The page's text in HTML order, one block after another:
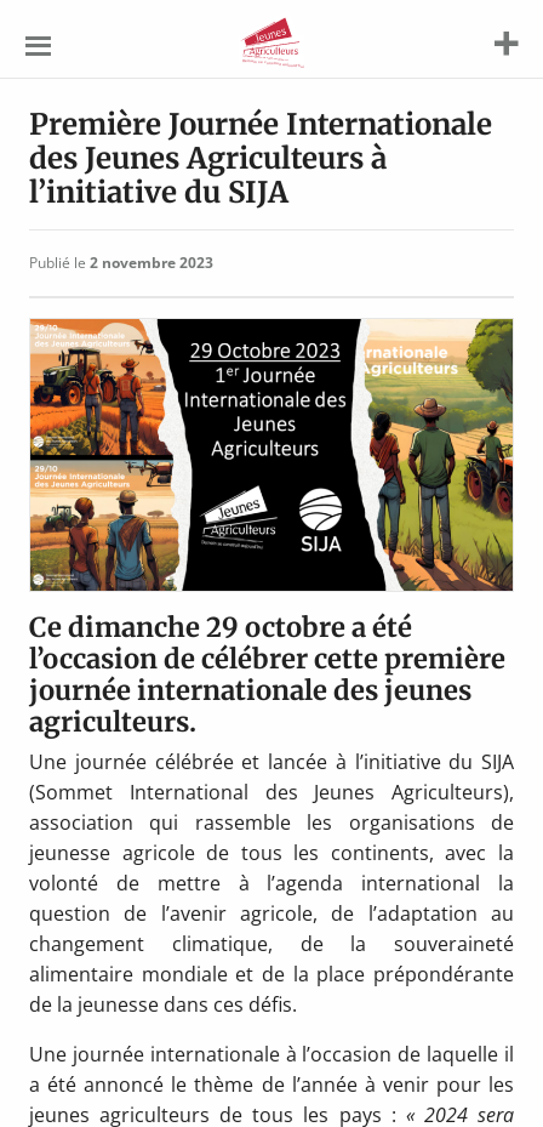
Agriculteurs
Première Journée Internationale
des Jeunes Agriculteurs à
l’initiative du SIJA
Publié le 2 novembre 2023
Ce dimanche 29 octobre a été
l’occasion de célébrer cette première
journée internationale des jeunes
agriculteurs.
Une journée célébrée et lancée à l’initiative du SIJA
(Sommet International des Jeunes Agriculteurs),
association qui rassemble les organisations de
jeunesse agricole de tous les continents, avec la
volonté de mettre à l’agenda international la
question de l’avenir agricole, de l’adaptation au
changement climatique, de la souveraineté
alimentaire mondiale et de la place prépondérante
de la jeunesse dans ces défis.
Une journée internationale à l’occasion de laquelle il
a été annoncé le thème de l’année à venir pour les
jeunes agriculteurs de tous les pays : « 2024 sera